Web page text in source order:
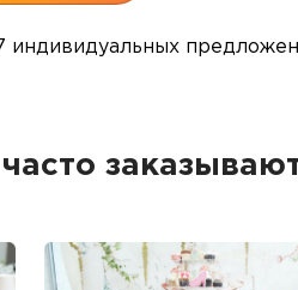
индивидуальных